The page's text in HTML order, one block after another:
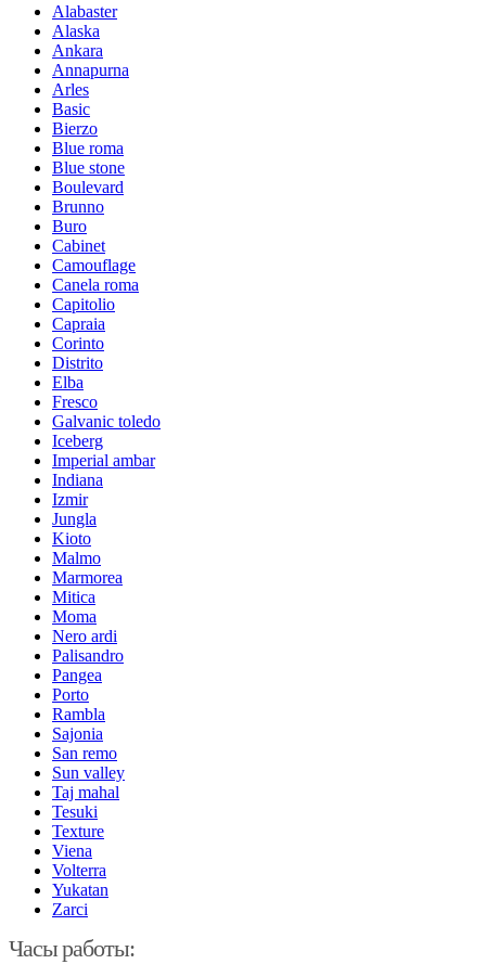
Alabaster
Alaska
Ankara
Annapurna
Arles
Basic
Bierzo
Blue roma
Blue stone
Boulevard
Brunno
Buro
Cabinet
Camouflage
Canela roma
Capitolio
Capraia
Corinto
Distrito
Elba
Fresco
Galvanic toledo
Iceberg
Imperial ambar
Indiana
Izmir
Jungla
Kioto
Malmo
Marmorea
Mitica
Moma
Nero ardi
Palisandro
Pangea
Porto
Rambla
Sajonia
San remo
Sun valley
Taj mahal
Tesuki
Texture
Viena
Volterra
Yukatan
Zarci
Часы работы: